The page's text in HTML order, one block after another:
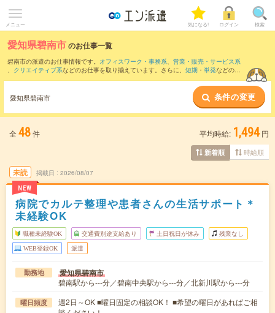
メニュー 気になる! ログイン 検索
愛知県碧南市のお仕事一覧
碧南市の派遣のお仕事情報です。 オフィスワーク・事務系、 営業・販売・サービス系
、 クリエイティブ系などのお仕事を取り揃えています。さらに、 短期 ・ 単発などの期
また、刈谷市・
など隣接エリアのお仕事もご確認い
ただけます。
愛知県碧南市 条件の変更
全 48件 平均時給: 1,494 円
新着順 時給順
未読
NEW
掲載日 2026/08/07
病院でカルテ整理や患者さんの生活サポート＊
未経験OK
職種未経験OK 交通費別途支給あり 土日祝日が休み 残業なし
WEB登録OK 派遣
勤務地 愛知県碧南市
碧南駅から---分／碧南中央駅から---分／北新川駅から---分
曜日頻度
週2日～OK ■曜日固定の相談OK！ ■希望の曜日があればご相